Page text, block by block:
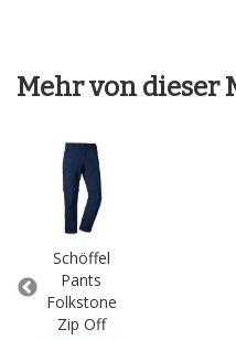
Mehr von dieser
Schöffel
Pants
Folkstone
Zip Off